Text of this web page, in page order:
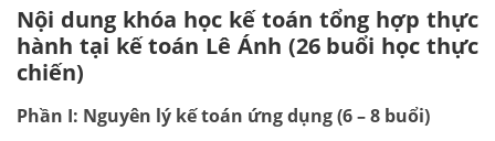
Nội dung khóa học kế toán tổng hợp thực
hành tại kế toán Lê Ánh (26 buổi học thực
chiến)
Phần I: Nguyên lý kế toán ứng dụng (6 – 8 buổi)